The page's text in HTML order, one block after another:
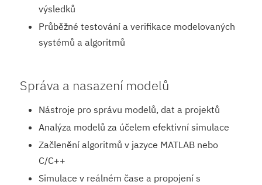
výsledků
Průběžné testování a verifikace modelovaných
systémů a algoritmů
Správa a nasazení modelů
Nástroje pro správu modelů, dat a projektů
Analýza modelů za účelem efektivní simulace
Začlenění algoritmů v jazyce MATLAB nebo
C/C++
Simulace v reálném čase a propojení s